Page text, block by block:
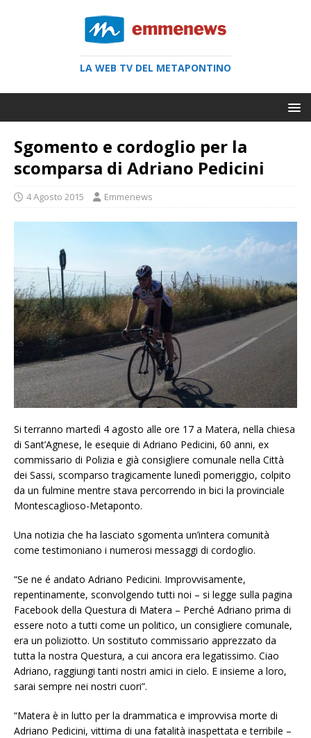
LA WEB TV DEL METAPONTINO
Sgomento e cordoglio per la
scomparsa di Adriano Pedicini
4 Agosto 2015 Emmenews
Si terranno martedì 4 agosto alle ore 17 a Matera, nella chiesa
di Sant’Agnese, le esequie di Adriano Pedicini, 60 anni, ex
commissario di Polizia e già consigliere comunale nella Città
dei Sassi, scomparso tragicamente lunedì pomeriggio, colpito
da un fulmine mentre stava percorrendo in bici la provinciale
Montescaglioso-Metaponto.
Una notizia che ha lasciato sgomenta un’intera comunità
come testimoniano i numerosi messaggi di cordoglio.
“Se ne é andato Adriano Pedicini. Improvvisamente,
repentinamente, sconvolgendo tutti noi – si legge sulla pagina
Facebook della Questura di Matera – Perché Adriano prima di
essere noto a tutti come un politico, un consigliere comunale,
era un poliziotto. Un sostituto commissario apprezzato da
tutta la nostra Questura, a cui ancora era legatissimo. Ciao
Adriano, raggiungi tanti nostri amici in cielo. E insieme a loro,
sarai sempre nei nostri cuori”.
“Matera è in lutto per la drammatica e improvvisa morte di
Adriano Pedicini, vittima di una fatalità inaspettata e terribile –